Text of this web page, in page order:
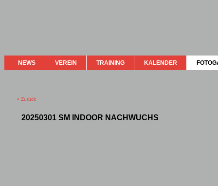
NEWS VEREIN TRAINING KALENDER
> Zurück
20250301 SM INDOOR NACHWUCHS